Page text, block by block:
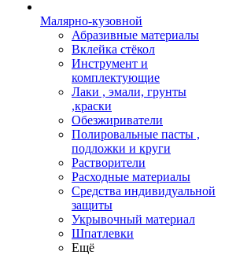
Малярно-кузовной
Абразивные материалы
Вклейка стёкол
Инструмент и
комплектующие
Лаки , эмали, грунты
,краски
Обезжириватели
Полировальные пасты ,
подложки и круги
Растворители
Расходные материалы
Средства индивидуальной
защиты
Укрывочный материал
Шпатлевки
Ещё